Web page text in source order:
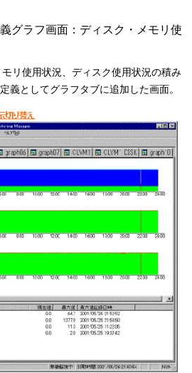
グラフ画面：ディスク・メモリ使
リ使用状況、ディスク使用状況の積み
義としてグラフタブに追加した画面。